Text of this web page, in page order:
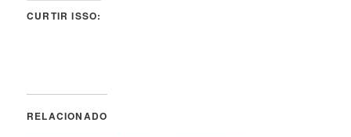
CURTIR ISSO:
RELACIONADO